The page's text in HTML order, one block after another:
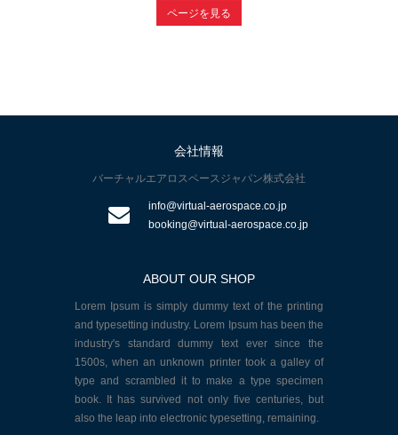
ページを見る
会社情報
バーチャルエアロスペースジャパン株式会社
info@virtual-aerospace.co.jp
booking@virtual-aerospace.co.jp
ABOUT OUR SHOP
Lorem Ipsum is simply dummy text of the printing
and typesetting industry. Lorem Ipsum has been the
industry's standard dummy text ever since the
1500s, when an unknown printer took a galley of
type and scrambled it to make a type specimen
book. It has survived not only five centuries, but
also the leap into electronic typesetting, remaining.